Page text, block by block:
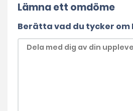
Lämna ett omdöme
Berätta vad du tycker om